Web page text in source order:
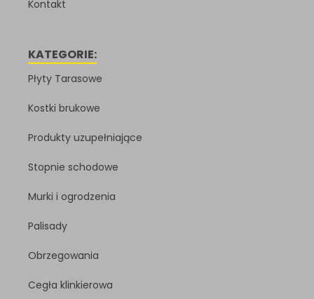
Kontakt
KATEGORIE:
Płyty Tarasowe
Kostki brukowe
Produkty uzupełniające
Stopnie schodowe
Murki i ogrodzenia
Palisady
Obrzegowania
Cegła klinkierowa